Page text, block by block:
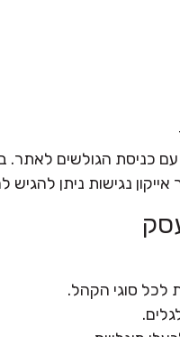
כניסת הגולשים
נגישות ניתן להגיש
סוגי הקהל.